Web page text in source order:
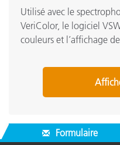
Utilisé avec le
VeriColor, le logiciel
couleurs et l’affichage
Formulaire